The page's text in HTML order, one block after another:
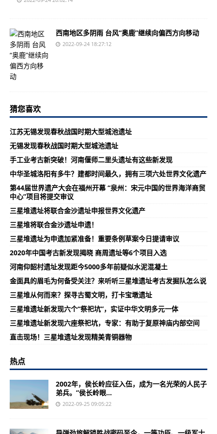
西南地区多阴雨 台风“奥鹿”继续向偏西方向移动
2022-09-24 18:27:12
猜您喜欢
江苏无锡发现春秋战国时期大型城池遗址
无锡发现春秋战国时期大型城池遗址
手工业考古新突破！河南偃师二里头遗址有这些新发现
中华圣城洛阳有多牛？建都时间最久，拥有三项六处世界文化遗产
第44届世界遗产大会在福州开幕 “泉州：宋元中国的世界海洋商贸
中心”项目将提交审议
三星堆遗址将联合金沙遗址申报世界文化遗产
三星堆将联合金沙遗址申遗！
三星堆遗址为申遗加紧准备！重要条例草案今日提请审议
2020年中国考古新发现揭晓 商周遗址等6个项目入选
河南仰韶村遗址发现距今5000多年前疑似水泥混凝土
金面具的眉毛为何备受关注？来听听三星堆遗址考古发掘队怎么说
三星堆从何而来？探寻古蜀文明，打卡宝墩遗址
三星堆遗址新发现六个“祭祀坑”，实证中华文明多元一体
三星堆遗址新发现六座祭祀坑，专家：有助于复原神庙内部空间
直击现场！三星堆遗址发现精美青铜器物
热点
2002年，侯长岭应征入伍，成为一名光荣的人民子
弟兵。”侯长岭眼...
2022-09-25 09:05:22